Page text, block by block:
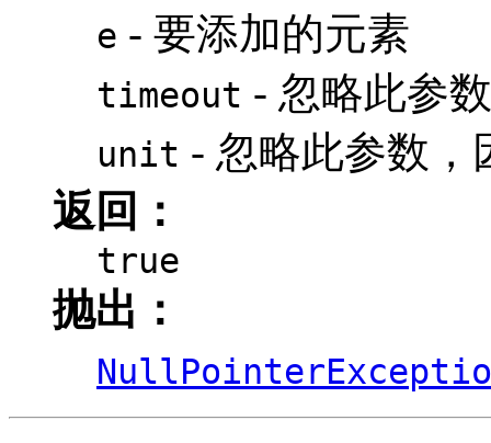
e - 要添加的元素
timeout - 忽略此参
unit - 忽略此参数，
返回：
true
抛出：